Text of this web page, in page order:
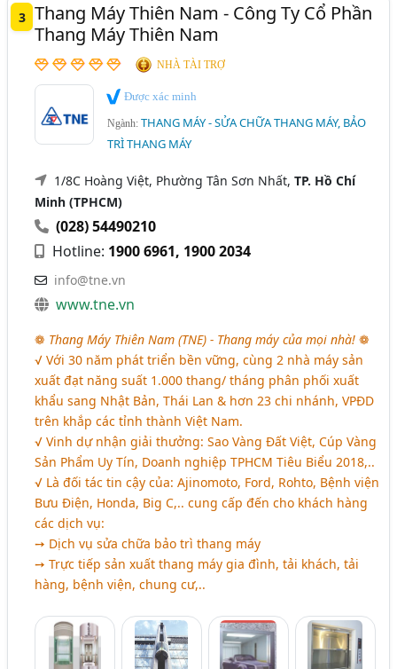
3 Thang Máy Thiên Nam - Công Ty Cổ Phần
Thang Máy Thiên Nam
NHÀ TÀI TRỢ
Được xác minh
Ngành:THANG MÁY - SỬA CHỮA THANG MÁY, BẢO
TRÌ THANG MÁY
1/8C Hoàng Việt, Phường Tân Sơn Nhất,TP. Hồ Chí
Minh (TPHCM)
(028) 54490210
Hotline: 1900 6961, 1900 2034
info@tne.vn
www.tne.vn
❁ Thang Máy Thiên Nam (TNE) - Thang máy của mọi nhà!❁
√ Với 30 năm phát triển bền vững, cùng 2 nhà máy sản
xuất đạt năng suất 1.000 thang/ tháng phân phối xuất
khẩu sang Nhật Bản, Thái Lan & hơn 23 chi nhánh, VPĐD
trên khắp các tỉnh thành Việt Nam.
√ Vinh dự nhận giải thưởng: Sao Vàng Đất Việt, Cúp Vàng
Sản Phẩm Uy Tín, Doanh nghiệp TPHCM Tiêu Biểu 2018,..
√ Là đối tác tin cậy của: Ajinomoto, Ford, Rohto, Bệnh viện
Bưu Điện, Honda, Big C,.. cung cấp đến cho khách hàng
các dịch vụ:
➙ Dịch vụ sửa chữa bảo trì thang máy
➙ Trực tiếp sản xuất thang máy gia đình, tải khách, tải
hàng, bệnh viện, chung cư,..